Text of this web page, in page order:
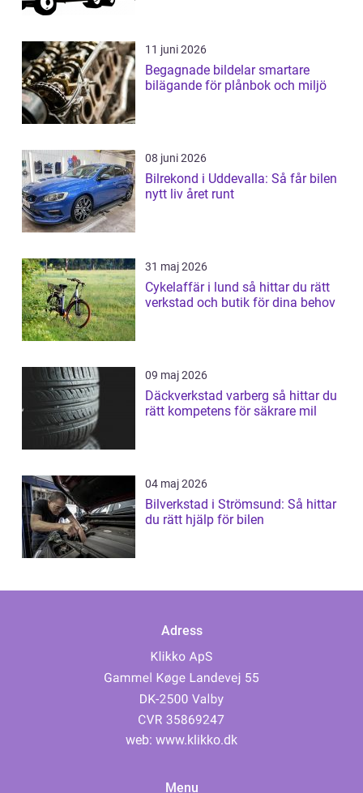
11 juni 2026
Begagnade bildelar smartare
bilägande för plånbok och miljö
08 juni 2026
Bilrekond i Uddevalla: Så får bilen
nytt liv året runt
31 maj 2026
Cykelaffär i lund så hittar du rätt
verkstad och butik för dina behov
09 maj 2026
Däckverkstad varberg så hittar du
rätt kompetens för säkrare mil
04 maj 2026
Bilverkstad i Strömsund: Så hittar
du rätt hjälp för bilen
Adress
web: www.klikko.dk
Menu